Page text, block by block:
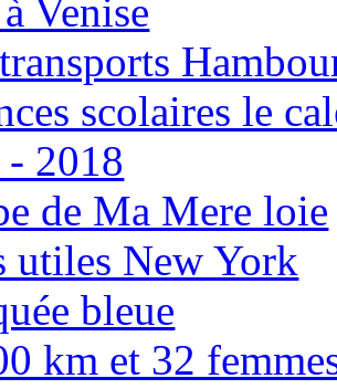
Venise
scolaires le
2018
de Ma Mere loie
utiles New York
bleue
km et 32